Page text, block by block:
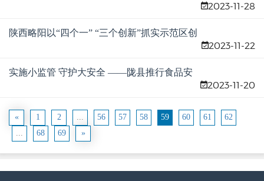
2023-11-28
陕西略阳以“四个一” “三个创新”抓实示范区创
2023-11-22
实施小监管 守护大安全 ——陇县推行食品安
2023-11-20
« 1 2 ... 56 57 58 59 60 61
62
...
68 69 »